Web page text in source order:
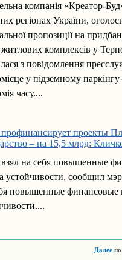
компанія «Креатор-
регіонах України,
пропозиції на
житлових комплексів у
з повідомлення
у підземному
часу....
проекты
– на 15,5 млрд:
на себя повышенные
устойчивости, сообщил
повышенные
Далеепо